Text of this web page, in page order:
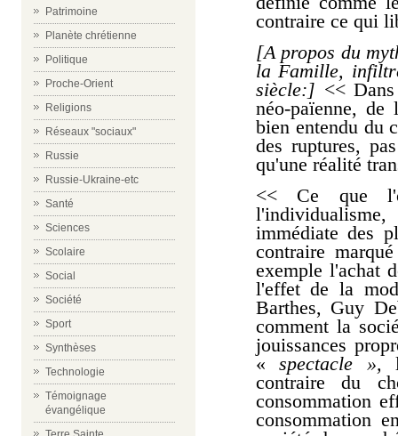
Patrimoine
Planète chrétienne
Politique
Proche-Orient
Religions
Réseaux "sociaux"
Russie
Russie-Ukraine-etc
Santé
Sciences
Scolaire
Social
Société
Sport
Synthèses
Technologie
Témoignage
évangélique
contraire ce qui
[A propos du
la Famille,
siècle:] <<
néo-païenne,
bien entendu du
des ruptures,
qu'une réalité
<< Ce que
immédiate des
contraire
exemple l'achat
l'effet de la
Barthes, Guy
comment la
jouissances
« spectacle »,
contraire du
consommation
consommation